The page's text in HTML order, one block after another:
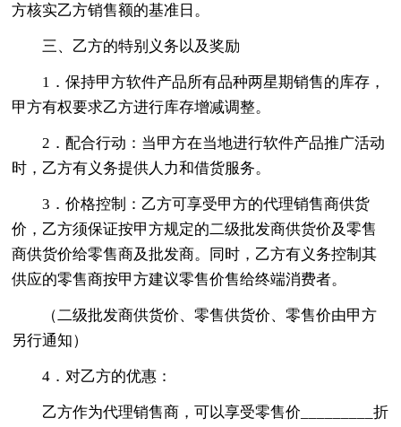
方核实乙方销售额的基准日。
三、乙方的特别义务以及奖励
1．保持甲方软件产品所有品种两星期销售的库存，
甲方有权要求乙方进行库存增减调整。
2．配合行动：当甲方在当地进行软件产品推广活动
时，乙方有义务提供人力和借货服务。
3．价格控制：乙方可享受甲方的代理销售商供货
价，乙方须保证按甲方规定的二级批发商供货价及零售
商供货价给零售商及批发商。同时，乙方有义务控制其
供应的零售商按甲方建议零售价售给终端消费者。
（二级批发商供货价、零售供货价、零售价由甲方
另行通知）
4．对乙方的优惠：
乙方作为代理销售商，可以享受零售价_________折